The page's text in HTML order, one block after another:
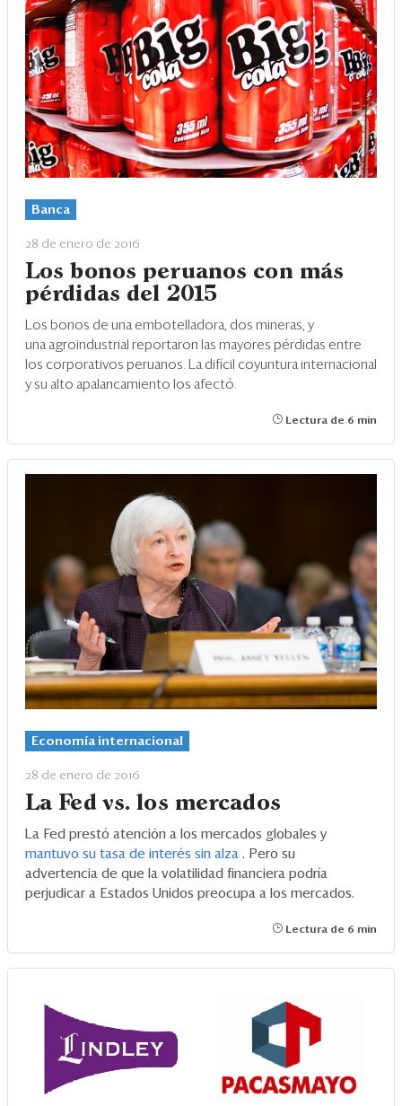
Banca
28 de enero de 2016
Los bonos peruanos con más
pérdidas del 2015
Los bonos de una embotelladora, dos mineras, y
una agroindustrial reportaron las mayores pérdidas entre
los corporativos peruanos. La difícil coyuntura internacional
y su alto apalancamiento los afectó.
Lectura de 6 min
Economía internacional
28 de enero de 2016
La Fed vs. los mercados
La Fed prestó atención a los mercados globales y
mantuvo su tasa de interés sin alza . Pero su
advertencia de que la volatilidad financiera podría
perjudicar a Estados Unidos preocupa a los mercados.
Lectura de 6 min